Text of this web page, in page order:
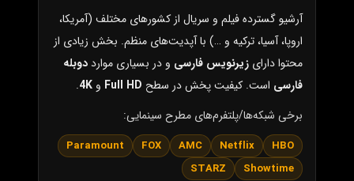
آرشیو گسترده فیلم و سریال از کشورهای مختلف (آمریکا،
اروپا، آسیا، ترکیه و …) با آپدیت‌های منظم. بخش زیادی از
محتوا دارای زیرنویس فارسی و در بسیاری موارددوبله
فارسی است. کیفیت پخش در سطح Full HD و 4K
.
برخی شبکه‌ها/پلتفرم‌های مطرح سینمایی:
HBO
Netflix
AMC
FOX
Paramount
Showtime
STARZ